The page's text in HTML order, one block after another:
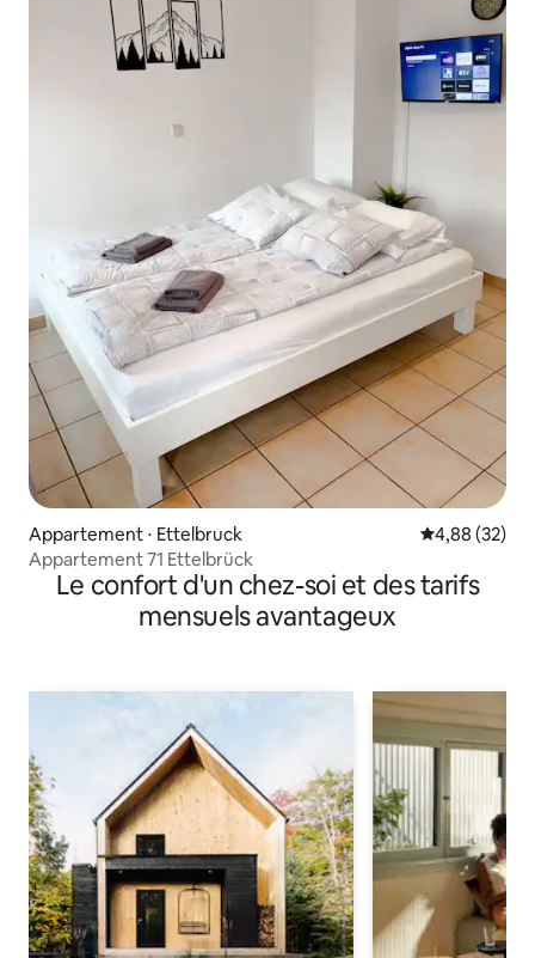
Appartement ⋅ Ettelbruck Évaluation
4,88 (32)
Appartement 71 Ettelbrück
Le confort d'un chez-soi et des tarifs
mensuels avantageux